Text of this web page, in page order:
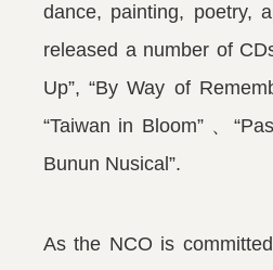
dance, painting, poetry,
released a number of
Up”, “By Way of
“Taiwan in Bloom” 、
Bunun Nusical”.
As the NCO is